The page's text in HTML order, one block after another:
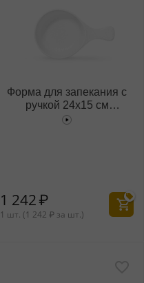
Форма для запекания с
ручкой 24x15 см
WL‑661539/A
1 242₽
1 шт. (1 242 ₽ за шт.)